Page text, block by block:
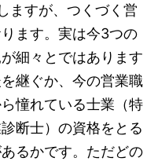
ますが、つくづく営
ます。実は今3つの
細々とではあります
継ぐか、今の営業職
憧れている士業（特
断士）の資格をとる
るかです。ただどの